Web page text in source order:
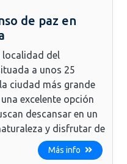
de paz en
localidad del
a unos 25
ciudad más grande
excelente opción
descansar en un
y disfrutar de
Más info